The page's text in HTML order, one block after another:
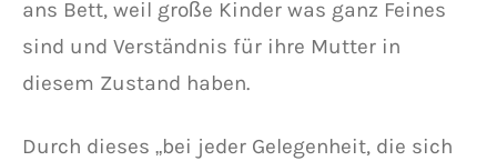
ans Bett, weil große Kinder was ganz Feines
sind und Verständnis für ihre Mutter in
diesem Zustand haben.
Durch dieses „bei jeder Gelegenheit, die sich